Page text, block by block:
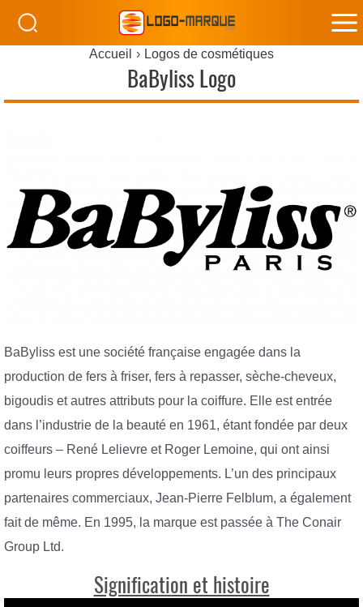
Accueil Logos de cosmétiques
BaByliss Logo
BaByliss est une société française engagée dans la
production de fers à friser, fers à repasser, sèche-cheveux,
bigoudis et autres attributs pour la coiffure. Elle est entrée
dans l’industrie de la beauté en 1961, étant fondée par deux
coiffeurs – René Lelievre et Roger Lemoine, qui ont ainsi
promu leurs propres développements. L’un des principaux
partenaires commerciaux, Jean-Pierre Felblum, a également
fait de même. En 1995, la marque est passée à The Conair
Group Ltd.
Signification et histoire